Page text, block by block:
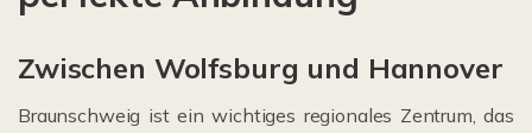
Zwischen Wolfsburg und Hannover
Braunschweig ist ein wichtiges regionales Zentrum, das